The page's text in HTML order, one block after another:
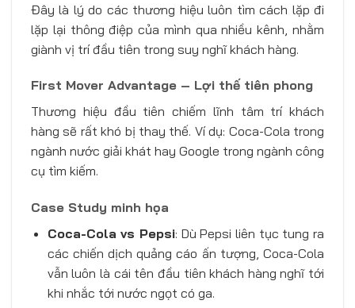
Đây là lý do các thương hiệu luôn tìm cách lặp đi
lặp lại thông điệp của mình qua nhiều kênh, nhằm
giành vị trí đầu tiên trong suy nghĩ khách hàng.
First Mover Advantage – Lợi thế tiên phong
Thương hiệu đầu tiên chiếm lĩnh tâm trí khách
hàng sẽ rất khó bị thay thế. Ví dụ: Coca-Cola trong
ngành nước giải khát hay Google trong ngành công
cụ tìm kiếm.
Case Study minh họa
Coca-Cola vs Pepsi: Dù Pepsi liên tục tung ra
các chiến dịch quảng cáo ấn tượng, Coca-Cola
vẫn luôn là cái tên đầu tiên khách hàng nghĩ tới
khi nhắc tới nước ngọt có ga.